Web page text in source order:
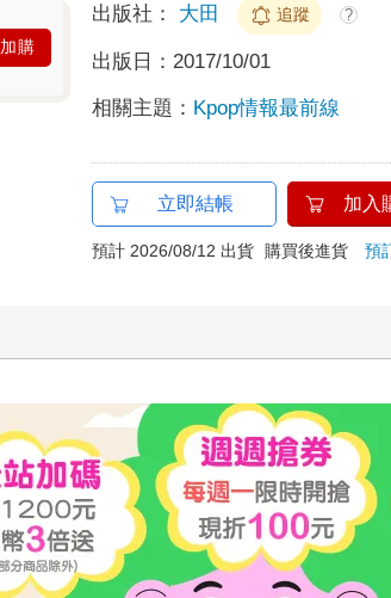
加購
出版社： 大田 追蹤 ?
出版日： 2017/10/01
相關主題： Kpop情報最前線
立即結帳 加入
預計 2026/08/12 出貨 購買後進貨預